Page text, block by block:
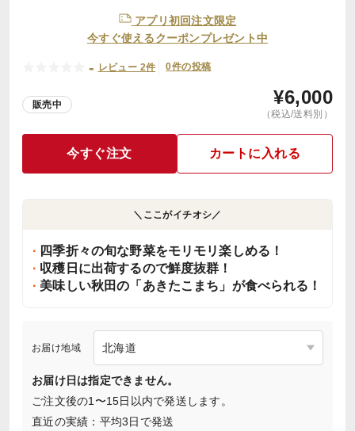
アプリ初回注文限定
今すぐ使えるクーポンプレゼント中
- レビュー 2件 0件の投稿
販売中 ¥6,000
（税込/送料別）
今すぐ注文 カートに入れる
＼ここがイチオシ／
四季折々の旬な野菜をモリモリ楽しめる！
収穫日に出荷するので鮮度抜群！
美味しい秋田の「あきたこまち」が食べられる！
お届け地域
お届け日は指定できません。
ご注文後の1〜15日以内で発送します。
直近の実績：平均3日で発送